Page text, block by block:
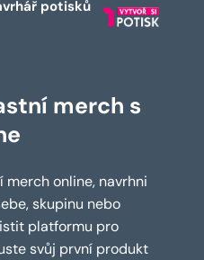
potisků
merch s
online, navrhni
skupinu nebo
platformu pro
svůj první produkt